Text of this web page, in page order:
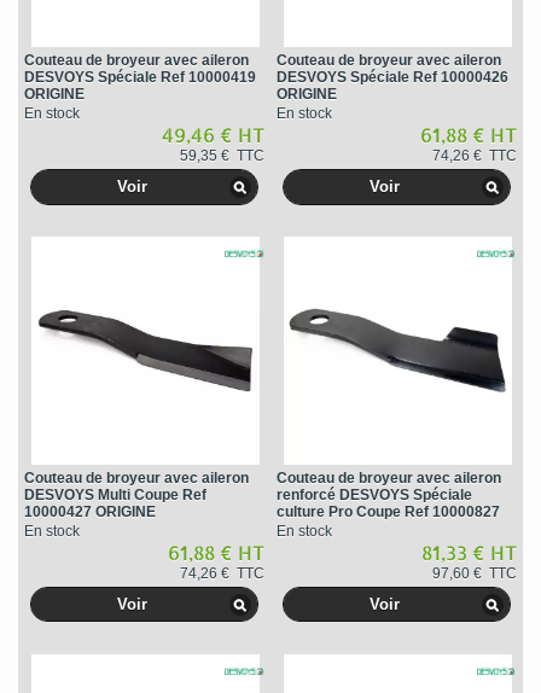
Couteau de broyeur avec aileron
DESVOYS Spéciale Ref 10000419
ORIGINE
En stock
49,46 € HT
59,35 € TTC
Voir
Couteau de broyeur avec aileron
DESVOYS Spéciale Ref 10000426
ORIGINE
En stock
61,88 € HT
74,26 € TTC
Voir
Couteau de broyeur avec aileron
DESVOYS Multi Coupe Ref
10000427 ORIGINE
En stock
61,88 € HT
74,26 € TTC
Voir
Couteau de broyeur avec aileron
renforcé DESVOYS Spéciale
culture Pro Coupe Ref 10000827
ORIGINE
En stock
81,33 € HT
97,60 € TTC
Voir